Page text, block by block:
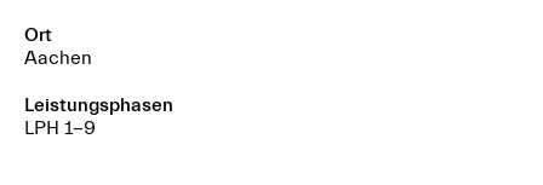
Ort
Aachen
Leistungsphasen
LPH 1-9